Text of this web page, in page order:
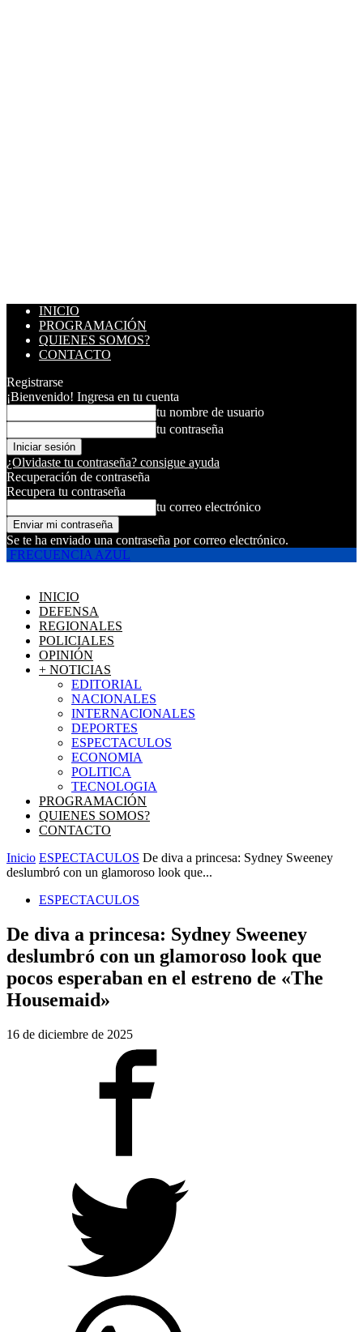
INICIO
PROGRAMACIÓN
QUIENES SOMOS?
CONTACTO
Registrarse
¡Bienvenido! Ingresa en tu cuenta
tu nombre de usuario
tu contraseña
¿Olvidaste tu contraseña? consigue ayuda
Recuperación de contraseña
Recupera tu contraseña
tu correo electrónico
Se te ha enviado una contraseña por correo electrónico.
FRECUENCIA AZUL
INICIO
DEFENSA
REGIONALES
POLICIALES
OPINIÓN
+ NOTICIAS
EDITORIAL
NACIONALES
INTERNACIONALES
DEPORTES
ESPECTACULOS
ECONOMIA
POLITICA
TECNOLOGIA
PROGRAMACIÓN
QUIENES SOMOS?
CONTACTO
Inicio ESPECTACULOS De diva a princesa: Sydney Sweeney
deslumbró con un glamoroso look que...
ESPECTACULOS
De diva a princesa: Sydney Sweeney
deslumbró con un glamoroso look que
pocos esperaban en el estreno de «The
Housemaid»
16 de diciembre de 2025